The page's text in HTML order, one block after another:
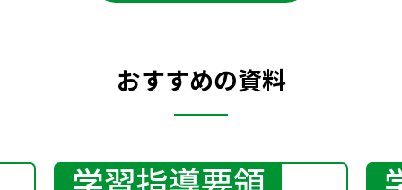
おすすめの資料